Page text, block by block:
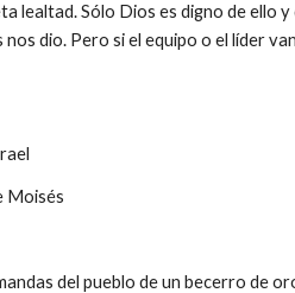
lealtad. Sólo Dios es digno de ello
dio. Pero si el equipo o el líder
Moisés
del pueblo de un becerro de